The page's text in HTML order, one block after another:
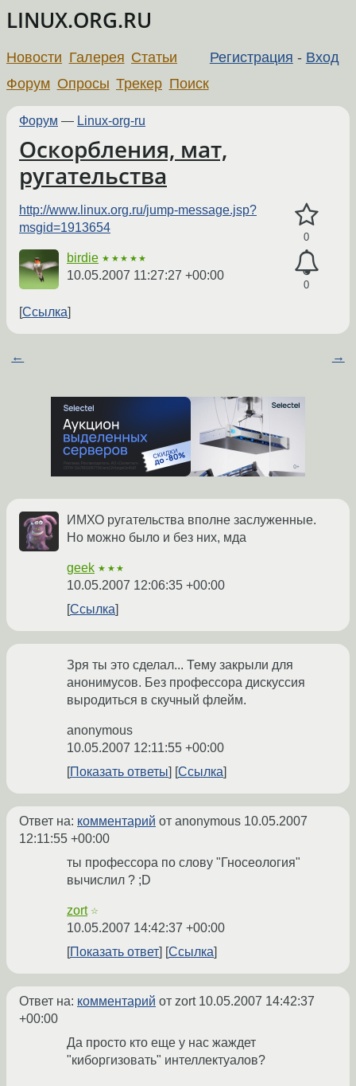
LINUX.ORG.RU
Регистрация - Вход
Новости Галерея Статьи
Форум Опросы Трекер Поиск
Форум — Linux-org-ru
Оскорбления, мат,
ругательства
0
0
http://www.linux.org.ru/jump-message.jsp?
msgid=1913654
birdie ★★★★★
10.05.2007 11:27:27 +00:00
Ссылка
← →
ИМХО ругательства вполне заслуженные.
Но можно было и без них, мда
geek ★★★
10.05.2007 12:06:35 +00:00
Ссылка
Зря ты это сделал... Тему закрыли для
анонимусов. Без профессора дискуссия
выродиться в скучный флейм.
anonymous
10.05.2007 12:11:55 +00:00
Показать ответы
Ссылка
Ответ на: комментарий от anonymous 10.05.2007
12:11:55 +00:00
ты профессора по слову "Гносеология"
вычислил ? ;D
zort ☆
10.05.2007 14:42:37 +00:00
Показать ответ
Ссылка
Ответ на: комментарий от zort 10.05.2007 14:42:37
+00:00
Да просто кто еще у нас жаждет
"киборгизовать" интеллектуалов?